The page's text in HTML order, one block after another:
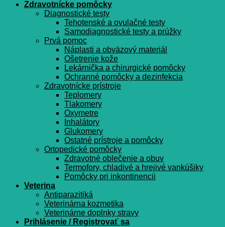
Zdravotnícke pomôcky
Diagnostické testy
Tehotenské a ovulačné testy
Samodiagnostické testy a prúžky
Prvá pomoc
Náplasti a obväzový materiál
Ošetrenie kože
Lekárnička a chirurgické pomôcky
Ochranné pomôcky a dezinfekcia
Zdravotnícke prístroje
Teplomery
Tlakomery
Oxymetre
Inhalátory
Glukomery
Ostatné prístroje a pomôcky
Ortopedické pomôcky
Zdravotné oblečenie a obuv
Termofory, chladivé a hrejivé vankúšiky
Pomôcky pri inkontinencii
Veterina
Antiparazitiká
Veterinárna kozmetika
Veterinárne doplnky stravy
Prihlásenie / Registrovať sa